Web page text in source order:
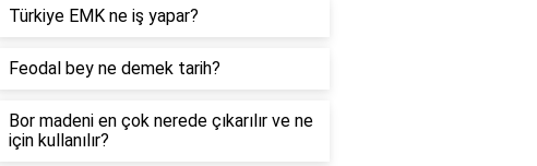
Türkiye EMK ne iş yapar?
Feodal bey ne demek tarih?
Bor madeni en çok nerede çıkarılır ve ne
için kullanılır?